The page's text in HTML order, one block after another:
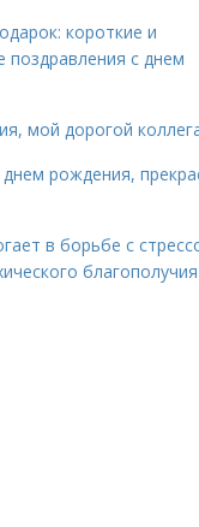
короткие и
поздравления с днем
мой дорогой
рождения,
в борьбе с
благополучия